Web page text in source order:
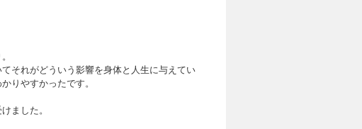
それがどういう影響を身体と人生に与えてい
りやすかったです。
ました。